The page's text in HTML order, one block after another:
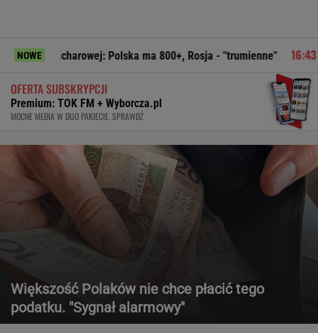
NOWE Polska ma 800+, Rosja - "trumienne" Pudło
OFERTA SUBSKRYPCJI
Premium: TOK FM + Wyborcza.pl
MOCNE MEDIA W DUO PAKIECIE. SPRAWDŹ
Większość Polaków nie chce płacić tego
podatku. "Sygnał alarmowy"